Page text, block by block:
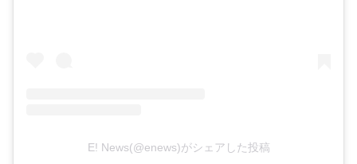
E! News(@enews)がシェアした投稿